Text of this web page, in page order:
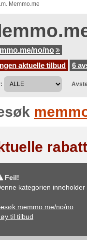
Memmo.me
no/no
aktuelle tilbud
6
Feil!
kategorien
memmo.me/no/no
til tilbud